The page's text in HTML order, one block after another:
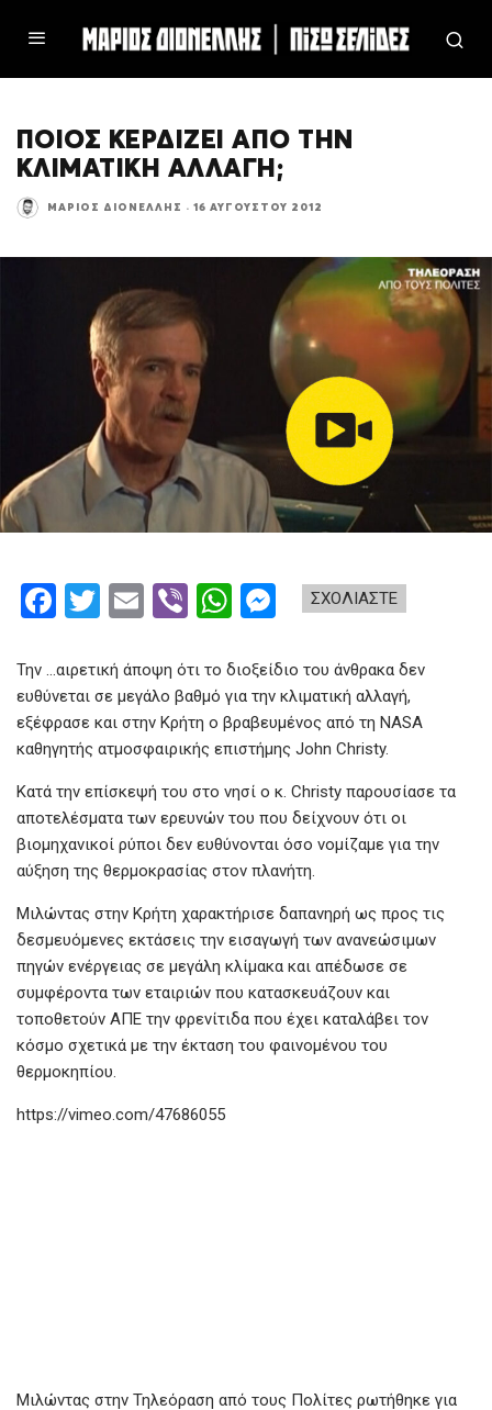
ΠΟΙΟΣ ΚΕΡΔΙΖΕΙ ΑΠΟ ΤΗΝ
ΚΛΙΜΑΤΙΚΗ ΑΛΛΑΓΗ;
ΜΆΡΙΟΣ ΔΙΟΝΈΛΛΗΣ · 16 ΑΥΓΟΎΣΤΟΥ 2012
ΣΧΟΛΙΑΣΤΕ
F
ce
b
o
k
T
tt
er
E
ail
Vi
er
W
at
s
A
p
se
n
g
er
Την …αιρετική άποψη ότι το διοξείδιο του άνθρακα δεν
ευθύνεται σε μεγάλο βαθμό για την κλιματική αλλαγή,
εξέφρασε και στην Κρήτη ο βραβευμένος από τη NASA
καθηγητής ατμοσφαιρικής επιστήμης John Christy.
Κατά την επίσκεψή του στο νησί ο κ. Christy παρουσίασε τα
αποτελέσματα των ερευνών του που δείχνουν ότι οι
βιομηχανικοί ρύποι δεν ευθύνονται όσο νομίζαμε για την
αύξηση της θερμοκρασίας στον πλανήτη.
Μιλώντας στην Κρήτη χαρακτήρισε δαπανηρή ως προς τις
δεσμευόμενες εκτάσεις την εισαγωγή των ανανεώσιμων
πηγών ενέργειας σε μεγάλη κλίμακα και απέδωσε σε
συμφέροντα των εταιριών που κατασκευάζουν και
τοποθετούν ΑΠΕ την φρενίτιδα που έχει καταλάβει τον
κόσμο σχετικά με την έκταση του φαινομένου του
θερμοκηπίου.
https://vimeo.com/47686055
Μιλώντας στην Τηλεόραση από τους Πολίτες ρωτήθηκε για